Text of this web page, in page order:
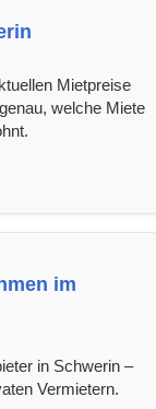
Mietpreise
welche Miete
im
in Schwerin –
Vermietern.